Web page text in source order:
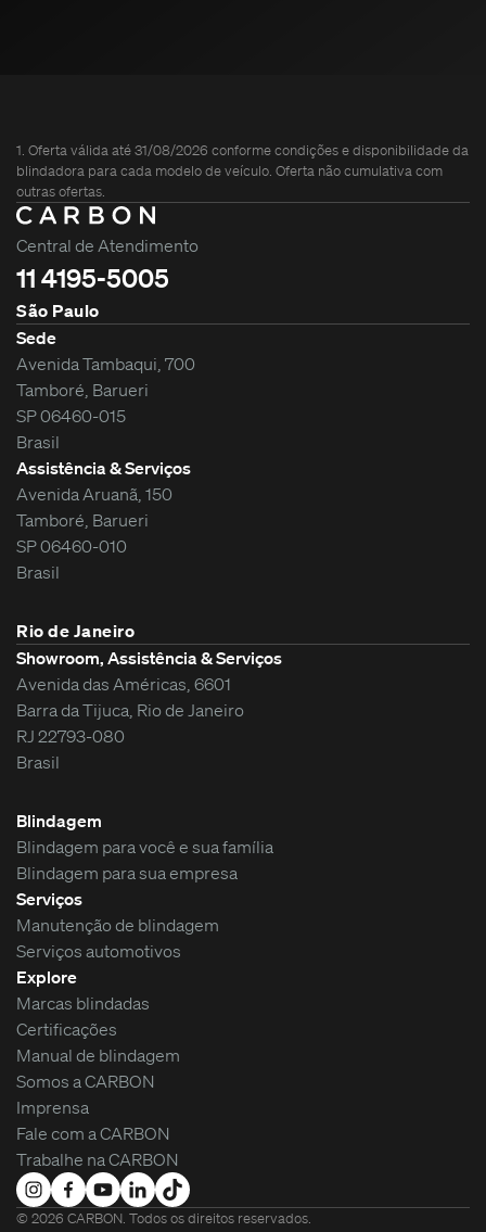
1. Oferta válida até 31/08/2026 conforme condições e disponibilidade da
blindadora para cada modelo de veículo. Oferta não cumulativa com
outras ofertas.
Central de Atendimento
11 4195-5005
São Paulo
Sede
Avenida Tambaqui, 700
Tamboré, Barueri
SP 06460-015
Brasil
Assistência & Serviços
Avenida Aruanã, 150
Tamboré, Barueri
SP 06460-010
Brasil
Rio de Janeiro
Showroom, Assistência & Serviços
Avenida das Américas, 6601
Barra da Tijuca, Rio de Janeiro
RJ 22793-080
Brasil
Blindagem
Blindagem para você e sua família
Blindagem para sua empresa
Serviços
Manutenção de blindagem
Serviços automotivos
Explore
Marcas blindadas
Certificações
Manual de blindagem
Somos a CARBON
Imprensa
Fale com a CARBON
Trabalhe na CARBON
© 2026 CARBON. Todos os direitos reservados.